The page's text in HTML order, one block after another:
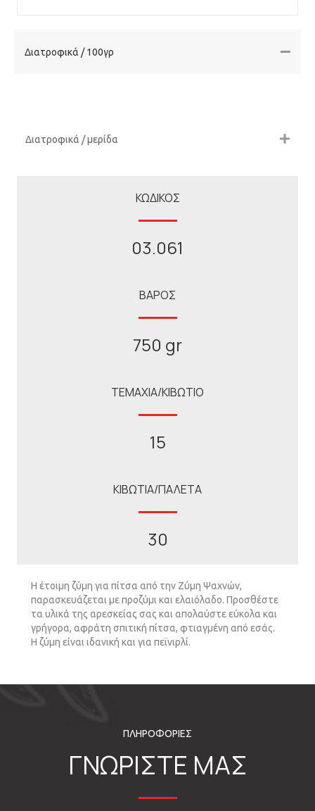
Διατροφικά / 100γρ
Διατροφικά / μερίδα
ΚΩΔΙΚΟΣ
03.061
ΒΑΡΟΣ
750 gr
ΤΕΜΑΧΙΑ/ΚΙΒΩΤΙΟ
15
ΚΙΒΩΤΙΑ/ΠΑΛΕΤΑ
30
Η έτοιµη ζύµη για πίτσα από την Ζύµη Ψαχνών,
παρασκευάζεται µε προζύµι και ελαιόλαδο. Προσθέστε
τα υλικά της αρεσκείας σας και απολαύστε εύκολα και
γρήγορα, αφράτη σπιτική πίτσα, φτιαγµένη από εσάς.
Η ζύµη είναι ιδανική και για πεϊνιρλί.
ΠΛΗΡΟΦΟΡΙΕΣ
ΓΝΩΡΙΣΤΕ ΜΑΣ